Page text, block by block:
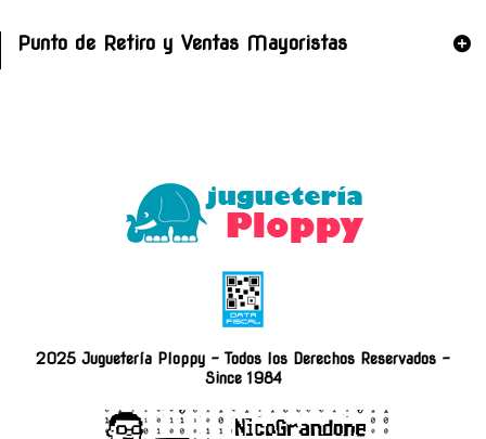
Punto de Retiro y Ventas Mayoristas
2025 Juguetería Ploppy - Todos los Derechos Reservados -
Since 1984